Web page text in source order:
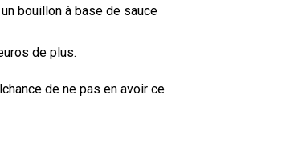
bouillon à base de sauce
de plus.
de ne pas en avoir ce